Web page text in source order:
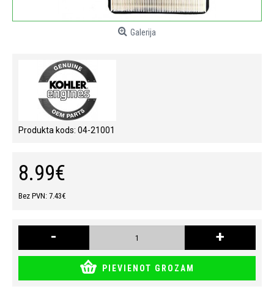
Galerija
Produkta kods: 04-21001
8.99€
Bez PVN: 7.43€
- +
PIEVIENOT GROZAM